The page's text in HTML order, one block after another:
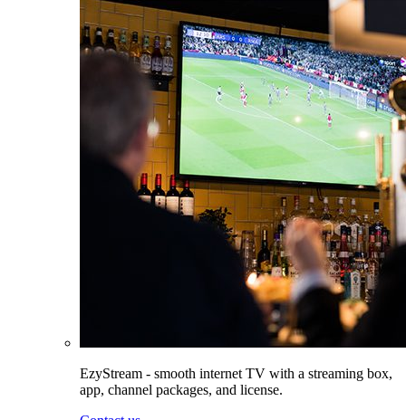
EzyStream - smooth internet TV with a streaming box,
app, channel packages, and license.